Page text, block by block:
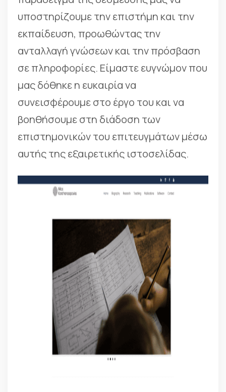
υποστηρίζουμε την επιστήμη και την
εκπαίδευση, προωθώντας την
ανταλλαγή γνώσεων και την πρόσβαση
σε πληροφορίες. Είμαστε ευγνώμον που
μας δόθηκε η ευκαιρία να
συνεισφέρουμε στο έργο του και να
βοηθήσουμε στη διάδοση των
επιστημονικών του επιτευγμάτων μέσω
αυτής της εξαιρετικής ιστοσελίδας.